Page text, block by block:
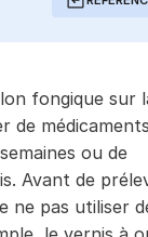
fongique sur
de
ou de
Avant de
ne pas utiliser